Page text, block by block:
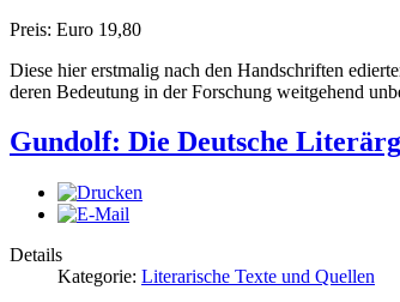
Preis: Euro 19,80
Diese hier erstmalig nach den Handschriften
deren Bedeutung in der Forschung weitgehend
Gundolf: Die Deutsche
Details
Kategorie: Literarische Texte und Quellen